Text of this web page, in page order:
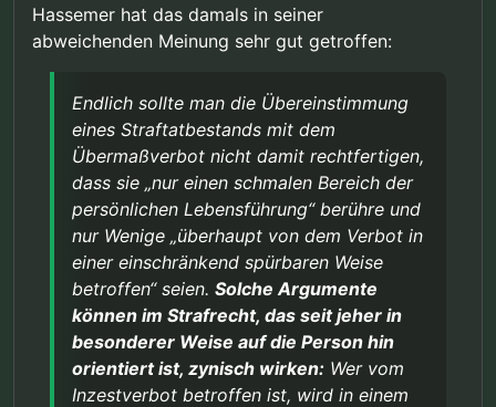
Hassemer hat das damals in seiner
abweichenden Meinung sehr gut getroffen:
Endlich sollte man die Übereinstimmung
eines Straftatbestands mit dem
Übermaßverbot nicht damit rechtfertigen,
dass sie „nur einen schmalen Bereich der
persönlichen Lebensführung“ berühre und
nur Wenige „überhaupt von dem Verbot in
einer einschränkend spürbaren Weise
betroffen“ seien. Solche Argumente
können im Strafrecht, das seit jeher in
besonderer Weise auf die Person hin
orientiert ist, zynisch wirken: Wer vom
Inzestverbot betroffen ist, wird in einem